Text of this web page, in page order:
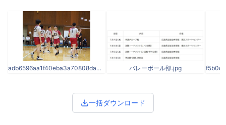
adb6596aa1f40eba3a70808da3b509c3-thumb-1477x1108-59873.jpg バレーボール部.jpg
一括ダウンロード